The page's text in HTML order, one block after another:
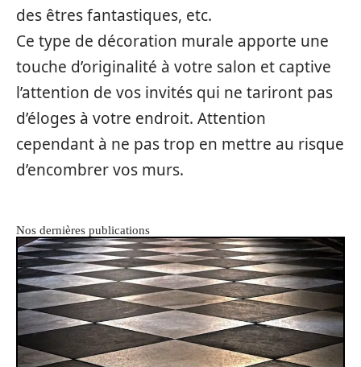
des êtres fantastiques, etc.
Ce type de décoration murale apporte une
touche d’originalité à votre salon et captive
l’attention de vos invités qui ne tariront pas
d’éloges à votre endroit. Attention
cependant à ne pas trop en mettre au risque
d’encombrer vos murs.
Nos dernières publications